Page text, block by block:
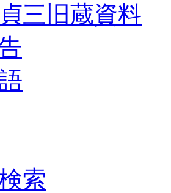
三旧蔵資料
索